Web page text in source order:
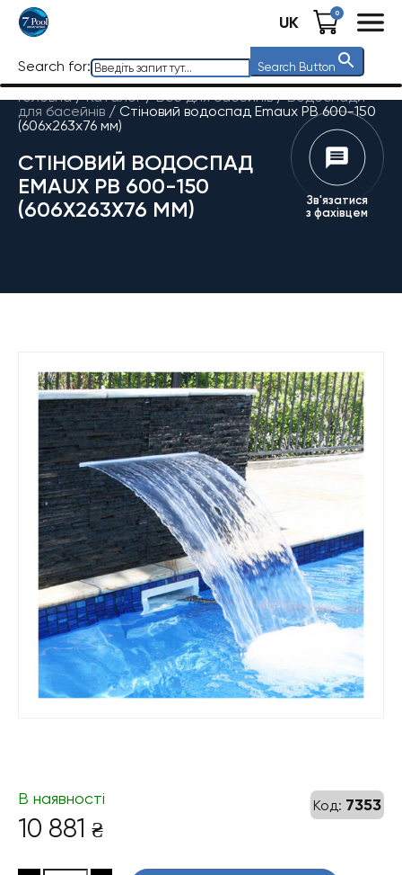
UK 0
Search for: Search Button
Головна / Каталог/Все для басейнів/Водоспади
для басейнів / Стіновий водоспад Emaux PB 600-150
(606х263х76 мм)
СТІНОВИЙ ВОДОСПАД
EMAUX PB 600-150
(606Х263Х76 ММ)
Зв'язатися
з фахівцем
Код: 7353
В наявності
10 881 ₴